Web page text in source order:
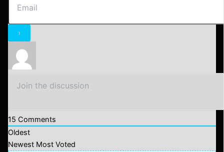
15 Comments
Oldest
Newest Most Voted